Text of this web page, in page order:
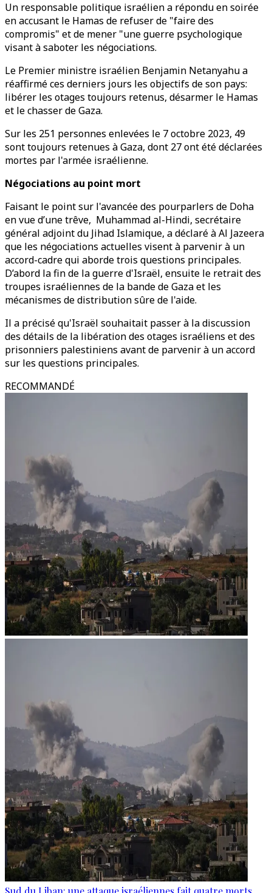
Un responsable politique israélien a répondu en soirée
en accusant le Hamas de refuser de "faire des
compromis" et de mener "une guerre psychologique
visant à saboter les négociations.
Le Premier ministre israélien Benjamin Netanyahu a
réaffirmé ces derniers jours les objectifs de son pays:
libérer les otages toujours retenus, désarmer le Hamas
et le chasser de Gaza.
Sur les 251 personnes enlevées le 7 octobre 2023, 49
sont toujours retenues à Gaza, dont 27 ont été déclarées
mortes par l'armée israélienne.
Négociations au point mort
Faisant le point sur l'avancée des pourparlers de Doha
en vue d’une trêve, Muhammad al-Hindi, secrétaire
général adjoint du Jihad Islamique, a déclaré à Al Jazeera
que les négociations actuelles visent à parvenir à un
accord-cadre qui aborde trois questions principales.
D’abord la fin de la guerre d'Israël, ensuite le retrait des
troupes israéliennes de la bande de Gaza et les
mécanismes de distribution sûre de l'aide.
Il a précisé qu'Israël souhaitait passer à la discussion
des détails de la libération des otages israéliens et des
prisonniers palestiniens avant de parvenir à un accord
sur les questions principales.
RECOMMANDÉ